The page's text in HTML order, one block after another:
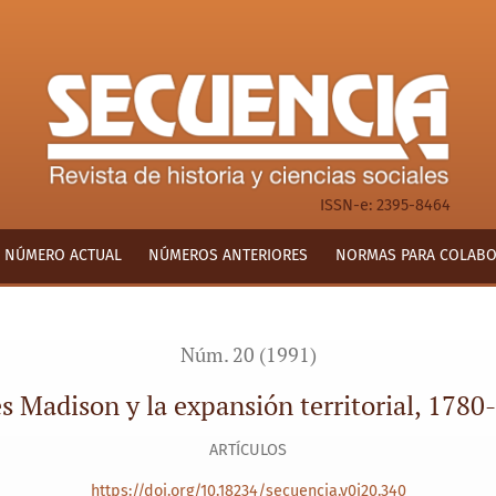
ISSN-e: 2395-8464
NÚMERO ACTUAL NÚMEROS ANTERIORES NORMAS PARA
Núm. 20 (1991)
Madison y la expansión territorial,
ARTÍCULOS
https://doi.org/10.18234/secuencia.v0i20.340